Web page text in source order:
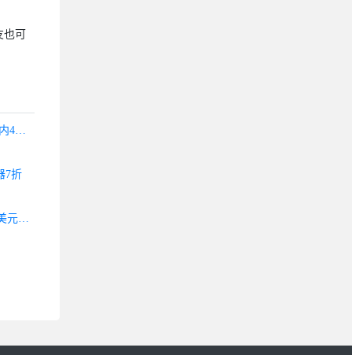
可
酷番云-秒杀云钜惠韩国美国1核2G138/年 2核2G3M 388年国内4核4G5M低至38/月 4核4G20M 100G防御 242/月 续费同价
7折
NexusBytes：美国VPS月付2美元起,新加坡/日本VPS月付3.2美元起,大硬盘VPS月付4美元起